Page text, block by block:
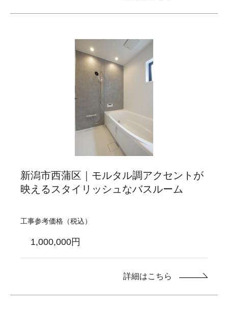
新潟市西蒲区｜モルタル調アクセントが
映えるスタイリッシュなバスルーム
工事参考価格（税込）
1,000,000円
詳細はこちら